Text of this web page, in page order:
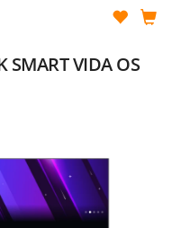
SMART VIDA OS